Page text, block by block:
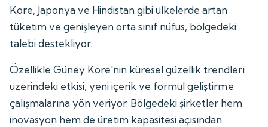
Kore, Japonya ve Hindistan gibi ülkelerde artan
tüketim ve genişleyen orta sınıf nüfus, bölgedeki
talebi destekliyor.
Özellikle Güney Kore'nin küresel güzellik trendleri
üzerindeki etkisi, yeni içerik ve formül geliştirme
çalışmalarına yön veriyor. Bölgedeki şirketler hem
inovasyon hem de üretim kapasitesi açısından